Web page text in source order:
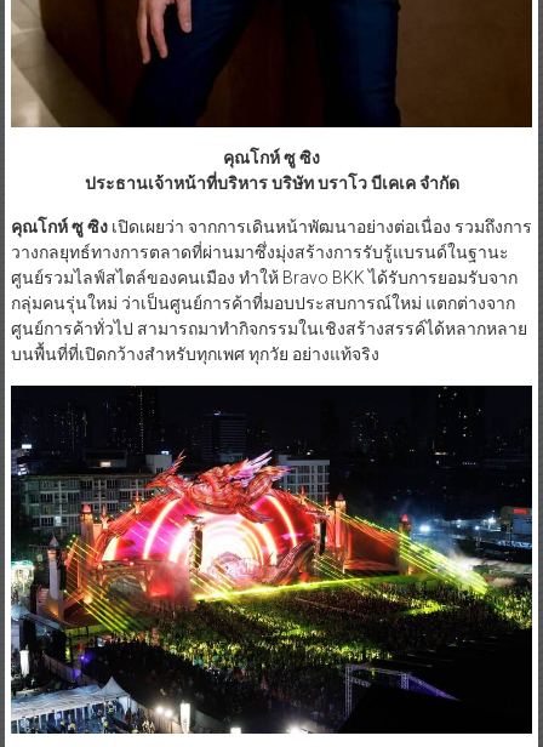
คุณโกห์ ซู ซิง
ประธานเจ้าหน้าที่บริหาร บริษัท บราโว บีเคเค จำกัด
คุณโกห์ ซู ซิง เปิดเผยว่า จากการเดินหน้าพัฒนาอย่างต่อเนื่อง รวมถึงการ
วางกลยุทธ์ทางการตลาดที่ผ่านมาซึ่งมุ่งสร้างการรับรู้แบรนด์ในฐานะ
ศูนย์รวมไลฟ์สไตล์ของคนเมือง ทำให้ Bravo BKK ได้รับการยอมรับจาก
กลุ่มคนรุ่นใหม่ ว่าเป็นศูนย์การค้าที่มอบประสบการณ์ใหม่ แตกต่างจาก
ศูนย์การค้าทั่วไป สามารถมาทำกิจกรรมในเชิงสร้างสรรค์ได้หลากหลาย
บนพื้นที่ที่เปิดกว้างสำหรับทุกเพศ ทุกวัย อย่างแท้จริง